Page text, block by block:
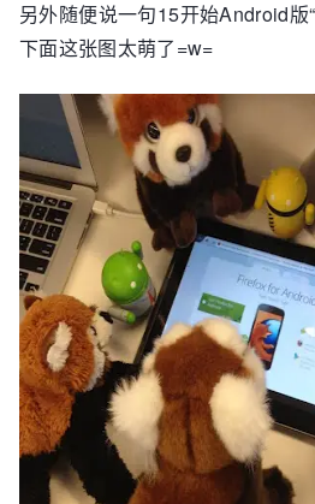
另外随便说一句15开始Android版
下面这张图太萌了=w=